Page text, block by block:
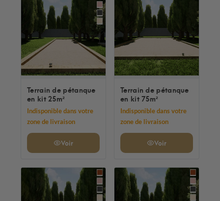
Terrain de pétanque
en kit 25m²
Indisponible dans votre
zone de livraison
Voir
Terrain de pétanque
en kit 75m²
Indisponible dans votre
zone de livraison
Voir